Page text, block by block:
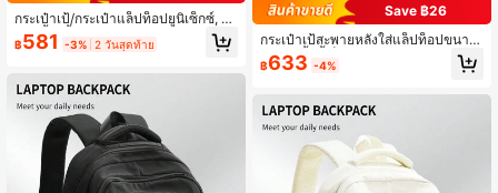
กระเป๋าเป้/กระเป๋าแล็ปท็อปยูนิเซ็กซ์, 15
-17 นิ้ว, น้ำหนักเบาและทนทาน, กระเป๋
าแล็ปท็อป 15.6 นิ้ว
฿581 -3% 2 วันสุดท้าย
Save ฿26
กระเป๋าเป้สะพายหลังใส่แล็ปท็อปขนาด
15-17 นิ้วนี้เป็นแบบ ยูนิเซกส์ มีช่องซิป
หลายช่อง น้ำหนักเบาและทนทาน เหมา
ได้
฿633 -4%